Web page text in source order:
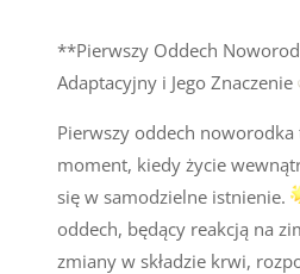
**Pierwszy Oddech
Adaptacyjny i Jego Znaczenie
Pierwszy oddech noworodka
moment, kiedy życie
się w samodzielne istnienie.
oddech, będący reakcją na
zmiany w składzie krwi,